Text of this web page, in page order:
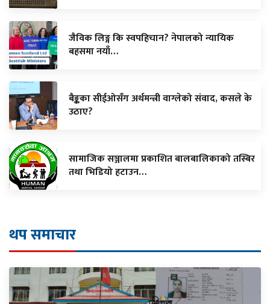
जैविक लिङ्ग कि स्वपहिचान? नेपालको न्यायिक
बहसमा नयाँ…
बैङ्कका सीईओसँग अर्थमन्त्री वाग्लेको संवाद, कसले के
उठाए?
सामाजिक सञ्जालमा प्रकाशित बालबालिकाको तस्बिर
तथा भिडियो हटाउन…
थप समाचार